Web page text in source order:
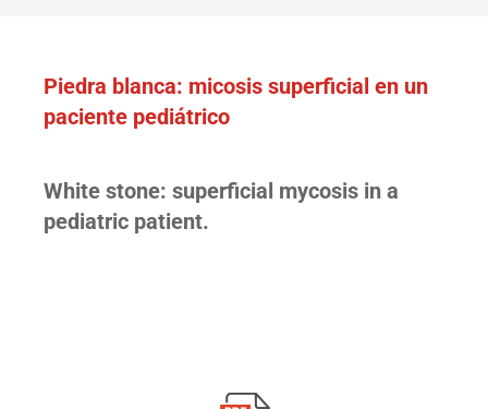
Piedra blanca: micosis superficial en un
paciente pediátrico
White stone: superficial mycosis in a
pediatric patient.